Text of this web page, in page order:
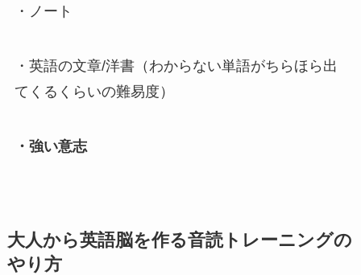
・ノート
・英語の文章/洋書（わからない単語がちらほら出
てくるくらいの難易度）
・強い意志
大人から英語脳を作る音読トレーニングの
やり方